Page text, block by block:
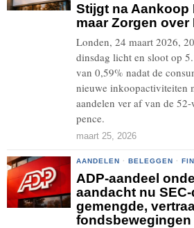
Stijgt na Aankoop
maar Zorgen
Londen, 24 maart 2026,
dinsdag licht en sloot op
van 0,59% nadat de
nieuwe inkoopactiviteiten
aandelen ver af van de
pence.
maart 25, 2026
AANDELEN · BELEGGEN ·
ADP-aandeel
aandacht nu
gemengde,
fondsbewegingen